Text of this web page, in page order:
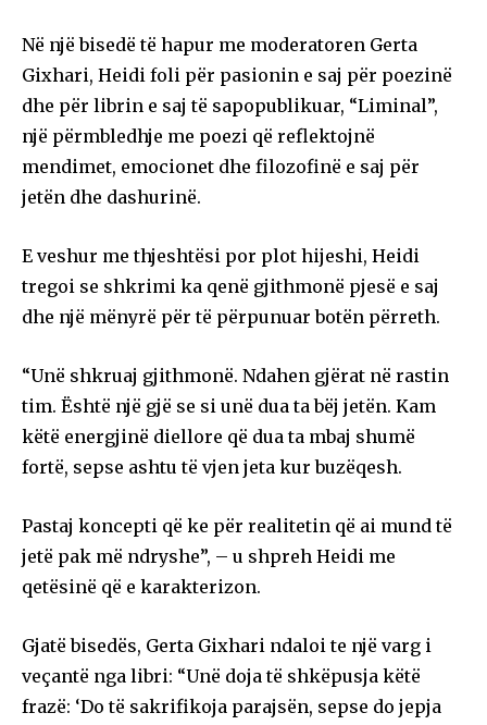
Në një bisedë të hapur me moderatoren Gerta
Gixhari, Heidi foli për pasionin e saj për poezinë
dhe për librin e saj të sapopublikuar, “Liminal”,
një përmbledhje me poezi që reflektojnë
mendimet, emocionet dhe filozofinë e saj për
jetën dhe dashurinë.
E veshur me thjeshtësi por plot hijeshi, Heidi
tregoi se shkrimi ka qenë gjithmonë pjesë e saj
dhe një mënyrë për të përpunuar botën përreth.
“Unë shkruaj gjithmonë. Ndahen gjërat në rastin
tim. Është një gjë se si unë dua ta bëj jetën. Kam
këtë energjinë diellore që dua ta mbaj shumë
fortë, sepse ashtu të vjen jeta kur buzëqesh.
Pastaj koncepti që ke për realitetin që ai mund të
jetë pak më ndryshe”, – u shpreh Heidi me
qetësinë që e karakterizon.
Gjatë bisedës, Gerta Gixhari ndaloi te një varg i
veçantë nga libri: “Unë doja të shkëpusja këtë
frazë: ‘Do të sakrifikoja parajsën, sepse do jepja